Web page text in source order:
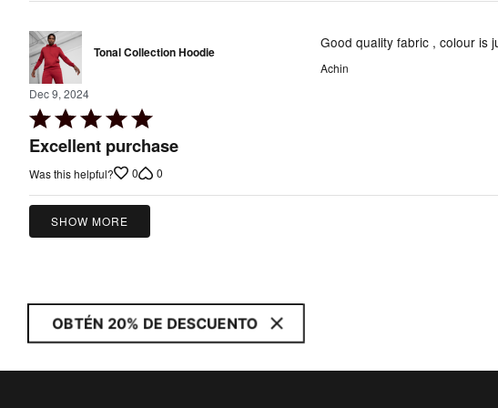
Tonal Collection Hoodie
Dec 9, 2024
Rated
5
of
5
Excellent purchase
Good quality fabric , colour is
Achin
Was this helpful? 0 0
SHOW MORE
OBTÉN 20% DE DESCUENTO